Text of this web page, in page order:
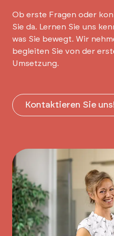
Ob erste Fragen oder
Sie da. Lernen Sie uns
was Sie bewegt. Wir
begleiten Sie von der
Umsetzung.
Kontaktieren Sie